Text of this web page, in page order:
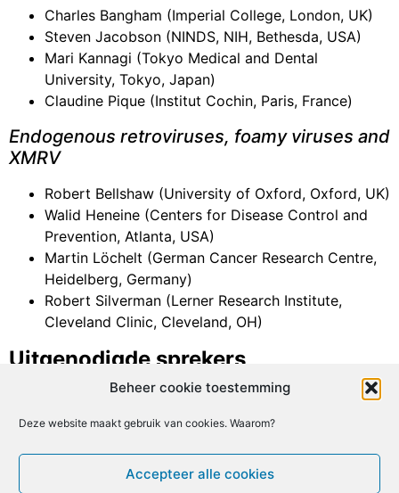
Beheer cookie toestemming
Deze website maakt gebruik van cookies. Waarom?
Accepteer alle cookies
Charles Bangham (Imperial College, London, UK)
Steven Jacobson (NINDS, NIH, Bethesda, USA)
Mari Kannagi (Tokyo Medical and Dental
University, Tokyo, Japan)
Claudine Pique (Institut Cochin, Paris, France)
Endogenous retroviruses, foamy viruses and
XMRV
Robert Bellshaw (University of Oxford, Oxford, UK)
Walid Heneine (Centers for Disease Control and
Prevention, Atlanta, USA)
Martin Löchelt (German Cancer Research Centre,
Heidelberg, Germany)
Robert Silverman (Lerner Research Institute,
Cleveland Clinic, Cleveland, OH)
Uitgenodigde sprekers
Worden later aangekondigd.
Facebook
X EmailPrintLinkedIn
Geef een reactie